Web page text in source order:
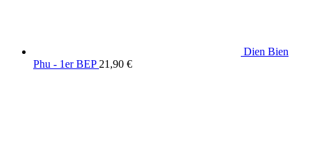
Dien Bien
Phu - 1er BEP 21,90 €